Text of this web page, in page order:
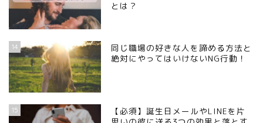
とは？
14
同じ職場の好きな人を諦める方法と
絶対にやってはいけないNG行動！
15
【必須】誕生日メールやLINEを片